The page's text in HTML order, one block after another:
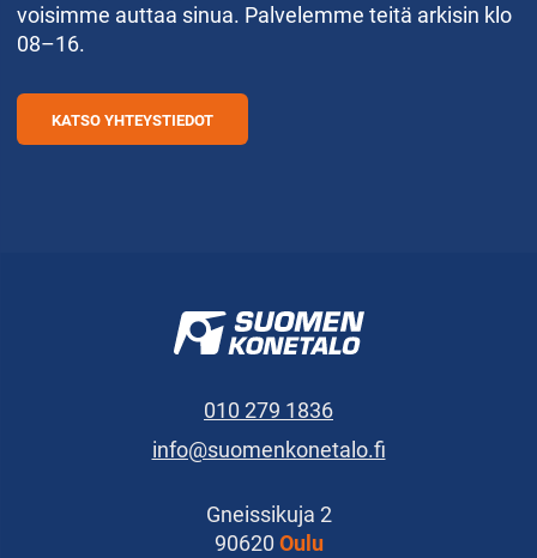
voisimme auttaa sinua. Palvelemme teitä arkisin klo
08–16.
KATSO YHTEYSTIEDOT
010 279 1836
info@suomenkonetalo.fi
Gneissikuja 2
90620 Oulu